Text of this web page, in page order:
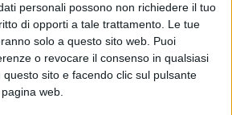
personali possono non richiedere il tuo
di opporti a tale trattamento. Le tue
solo a questo sito web. Puoi
o revocare il consenso in qualsiasi
sito e facendo clic sul pulsante
web.